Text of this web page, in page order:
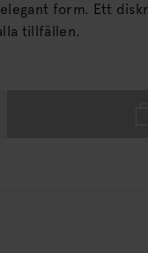
som säger mycket med
tillfällen.